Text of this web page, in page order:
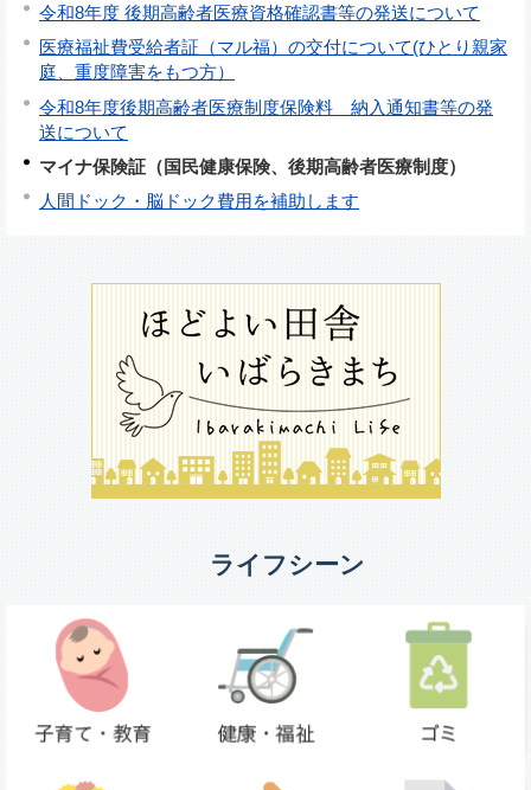
令和8年度 後期高齢者医療資格確認書等の発送について
医療福祉費受給者証（マル福）の交付について(ひとり親家
庭、重度障害をもつ方）
令和8年度後期高齢者医療制度保険料 納入通知書等の発
送について
マイナ保険証（国民健康保険、後期高齢者医療制度）
人間ドック・脳ドック費用を補助します
ライフシーン